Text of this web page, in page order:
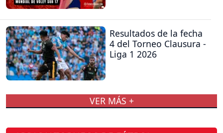
Resultados de la fecha
4 del Torneo Clausura -
Liga 1 2026
VER MÁS +